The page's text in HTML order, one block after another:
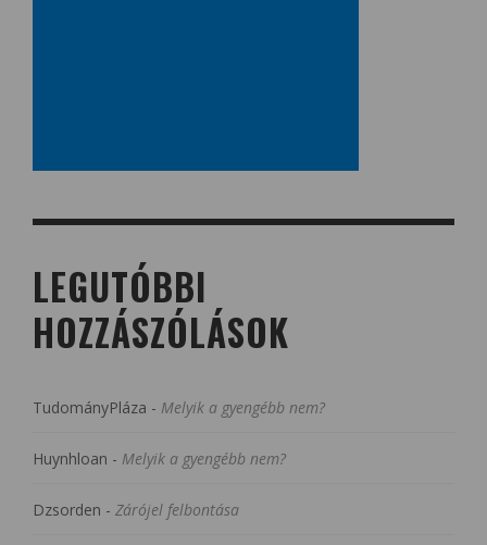
LEGUTÓBBI
HOZZÁSZÓLÁSOK
TudományPláza - Melyik a gyengébb nem?
Huynhloan - Melyik a gyengébb nem?
Dzsorden - Zárójel felbontása